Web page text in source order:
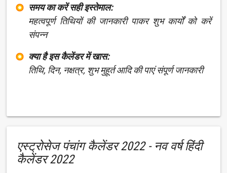
समय का करें सही इस्तेमाल:
महत्वपूर्ण तिथियों की जानकारी पाकर शुभ कार्यों को करें
संपन्न
क्या है इस कैलेंडर में खास:
तिथि, दिन, नक्षत्र, शुभ मुहूर्त आदि की पाएं संपूर्ण जानकारी
एस्ट्रोसेज पंचांग कैलेंडर 2022 - नव वर्ष हिंदी
कैलेंडर 2022